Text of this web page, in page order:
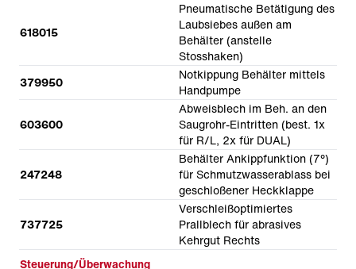
618015
Pneumatische Betätigung des
Laubsiebes außen am
Behälter (anstelle
Stosshaken)
379950
Notkippung Behälter mittels
Handpumpe
603600
Abweisblech im Beh. an den
Saugrohr-Eintritten (best. 1x
für R/L, 2x für DUAL)
247248
Behälter Ankippfunktion (7°)
für Schmutzwasserablass bei
geschloßener Heckklappe
737725
Verschleißoptimiertes
Prallblech für abrasives
Kehrgut Rechts
Steuerung/Überwachung